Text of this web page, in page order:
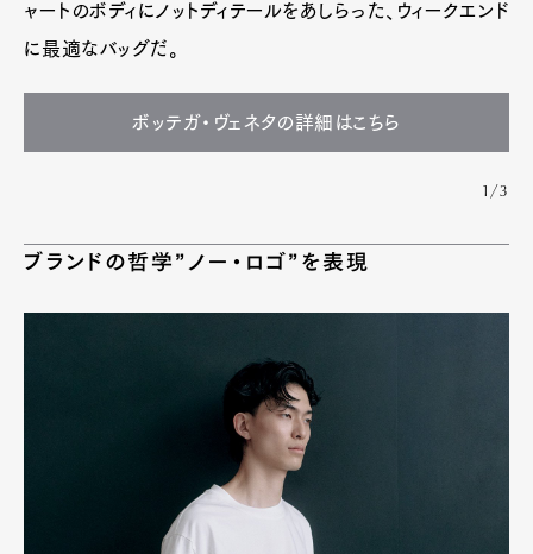
ャートのボディにノットディテールをあしらった、ウィークエンド
に最適なバッグだ。
ボッテガ・ヴェネタの詳細はこちら
1/3
ブランドの哲学”ノー・ロゴ”を表現